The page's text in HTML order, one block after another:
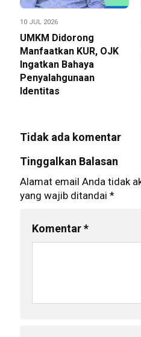
10 JUL 2026
UMKM Didorong
Manfaatkan KUR, OJK
Ingatkan Bahaya
Penyalahgunaan
Identitas
Tidak ada komentar
Tinggalkan Balasan
Alamat email Anda tidak
yang wajib ditandai *
Komentar*